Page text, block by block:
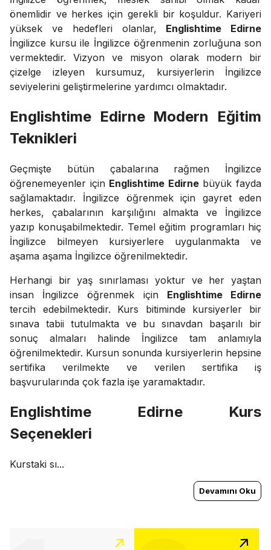
önemlidir ve herkes için gerekli bir koşuldur. Kariyeri
yüksek ve hedefleri olanlar, Englishtime Edirne
İngilizce kursu ile İngilizce öğrenmenin zorluğuna son
vermektedir. Vizyon ve misyon olarak modern bir
çizelge izleyen kursumuz, kursiyerlerin İngilizce
seviyelerini geliştirmelerine yardımcı olmaktadır.
Englishtime Edirne Modern Eğitim
Teknikleri
Geçmişte bütün çabalarına rağmen İngilizce
öğrenemeyenler için Englishtime Edirnebüyük fayda
sağlamaktadır. İngilizce öğrenmek için gayret eden
herkes, çabalarının karşılığını almakta ve İngilizce
yazıp konuşabilmektedir. Temel eğitim programları hiç
İngilizce bilmeyen kursiyerlere uygulanmakta ve
aşama aşama İngilizce öğrenilmektedir.
Herhangi bir yaş sınırlaması yoktur ve her yaştan
insan İngilizce öğrenmek için Englishtime Edirne
tercih edebilmektedir. Kurs bitiminde kursiyerler bir
sınava tabii tutulmakta ve bu sınavdan başarılı bir
sonuç almaları halinde İngilizce tam anlamıyla
öğrenilmektedir. Kursun sonunda kursiyerlerin hepsine
sertifika verilmekte ve verilen sertifika iş
başvurularında çok fazla işe yaramaktadır.
Englishtime Edirne Kurs
Seçenekleri
Kurstaki sı...
Devamını Oku